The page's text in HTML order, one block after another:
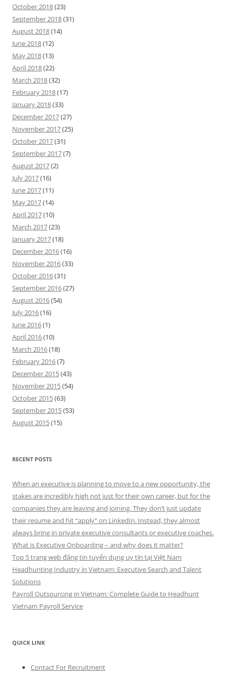
October 2018(23)
September 2018(31)
August 2018(14)
June 2018(12)
May 2018(13)
April 2018(22)
March 2018(32)
February 2018(17)
January 2018(33)
December 2017(27)
November 2017(25)
October 2017(31)
September 2017(7)
August 2017(2)
July 2017(16)
June 2017(11)
May 2017(14)
April 2017(10)
March 2017(23)
January 2017(18)
December 2016(16)
November 2016(33)
October 2016(31)
September 2016(27)
August 2016(54)
July 2016(16)
June 2016(1)
April 2016(10)
March 2016(18)
February 2016(7)
December 2015(43)
November 2015(54)
October 2015(63)
September 2015(53)
August 2015(15)
RECENT POSTS
When an executive is planning to move to a new opportunity, the
stakes are incredibly high not just for their own career, but for the
companies they are leaving and joining. They don’t just update
their resume and hit “apply” on LinkedIn. Instead, they almost
always bring in private executive consultants or executive coaches.
What is Executive Onboarding – and why does it matter?
Top 5 trang web đăng tin tuyển dụng uy tín tại Việt Nam
Headhunting Industry in Vietnam: Executive Search and Talent
Solutions
Payroll Outsourcing in Vietnam: Complete Guide to Headhunt
Vietnam Payroll Service
QUICK LINK
Contact For Recruitment